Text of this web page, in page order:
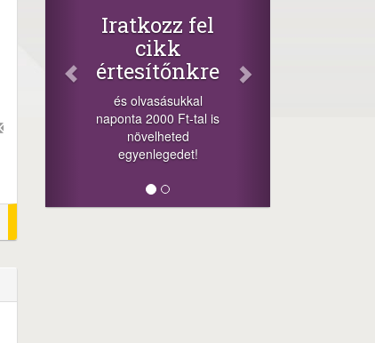
Iratkozz fel
cikk
értesítőnkre
és olvasásukkal
naponta 2000 Ft-tal is
növelheted
egyenlegedet!